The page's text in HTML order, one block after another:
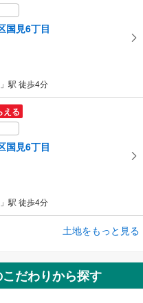
国見6丁目
駅 徒歩4分
える
国見6丁目
駅 徒歩4分
宮町4丁目
土地をもっと見る
だわりから探す